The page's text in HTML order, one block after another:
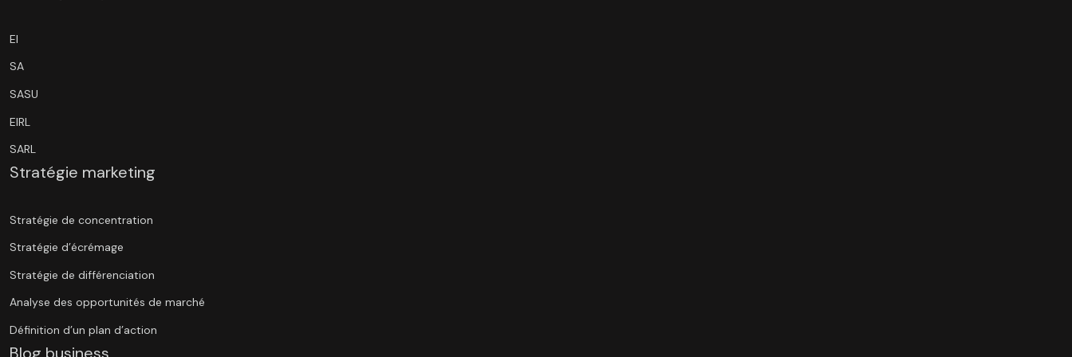
EI
SA
SASU
EIRL
SARL
Stratégie marketing
Stratégie de concentration
Stratégie d’écrémage
Stratégie de différenciation
Analyse des opportunités de marché
Définition d’un plan d’action